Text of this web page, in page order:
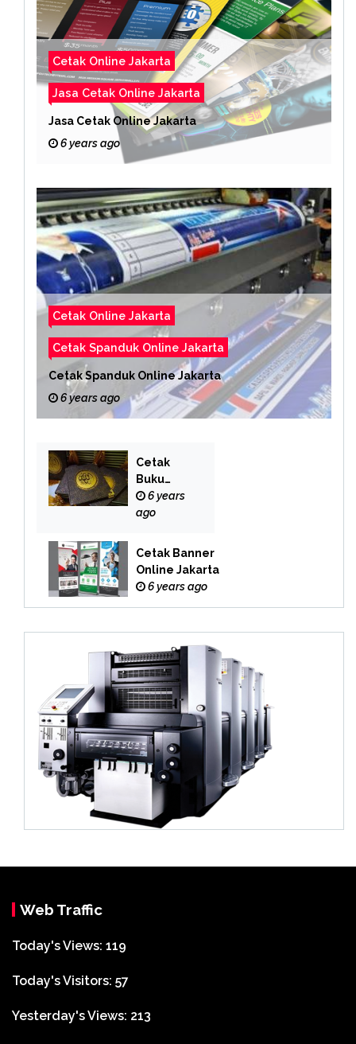
Cetak Online Jakarta
Jasa Cetak Online Jakarta
Jasa Cetak Online Jakarta
6 years ago
Cetak Online Jakarta
Cetak Spanduk Online Jakarta
Cetak Spanduk Online Jakarta
6 years ago
Cetak
Buku
Yasin
Online
6 years
ago
Cetak Banner
Online Jakarta
6 years ago
Web Traffic
Today's Views: 119
Today's Visitors: 57
Yesterday's Views: 213